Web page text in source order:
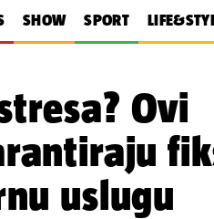
SHOW SPORT
Ovi
uslugu